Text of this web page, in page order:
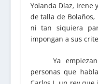
Yolanda Díaz, Irene
de talla de Bolaños,
ni tan siquiera
impongan a sus
Ya empiezan a
personas que